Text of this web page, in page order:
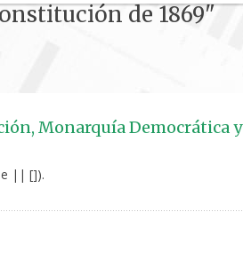
de 1869"
Monarquía Democrática y
|| []).